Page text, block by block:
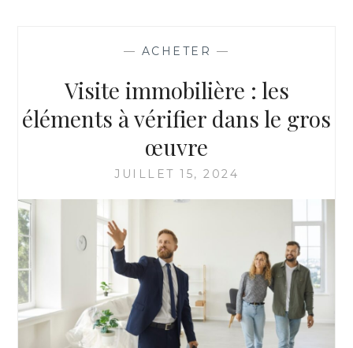
EFFECTUER
— ACHETER —
Visite immobilière : les
éléments à vérifier dans le gros
œuvre
JUILLET 15, 2024